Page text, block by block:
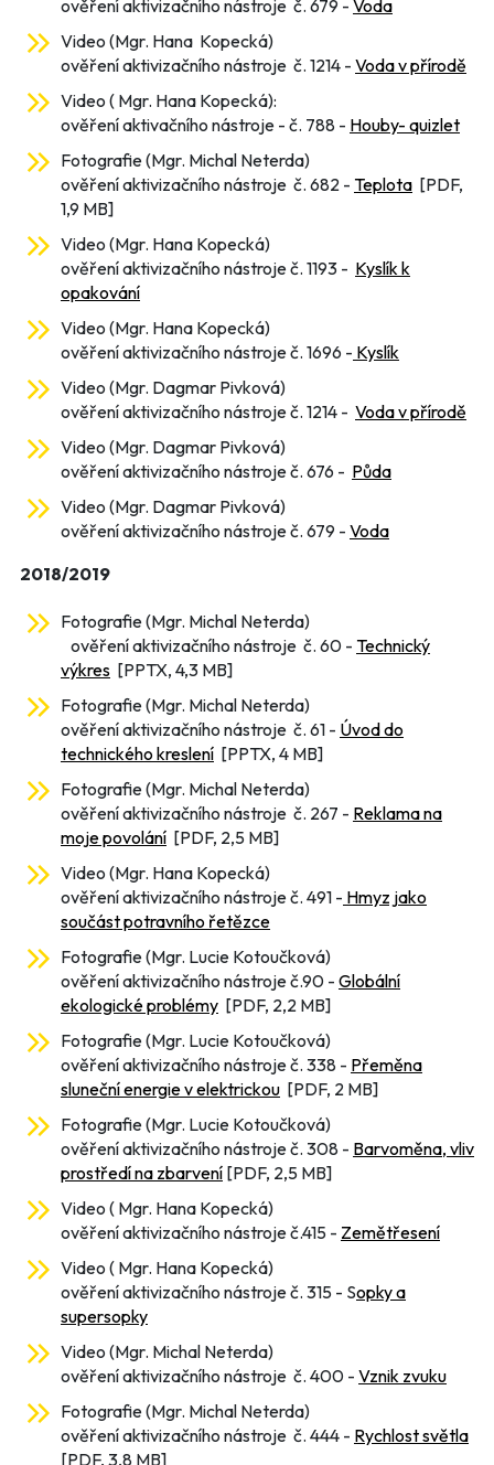
ověření aktivizačního nástroje č. 679 - Voda
Video (Mgr. Hana Kopecká)
ověření aktivizačního nástroje č. 1214 - Voda v přírodě
Video ( Mgr. Hana Kopecká):
ověření aktivačního nástroje - č. 788 - Houby- quizlet
Fotografie (Mgr. Michal Neterda)
ověření aktivizačního nástroje č. 682 - Teplota [PDF,
1,9 MB]
Video (Mgr. Hana Kopecká)
ověření aktivizačního nástroje č. 1193 - Kyslík k
opakování
Video (Mgr. Hana Kopecká)
ověření aktivizačního nástroje č. 1696 - Kyslík
Video (Mgr. Dagmar Pivková)
ověření aktivizačního nástroje č. 1214 - Voda v přírodě
Video (Mgr. Dagmar Pivková)
ověření aktivizačního nástroje č. 676 - Půda
Video (Mgr. Dagmar Pivková)
ověření aktivizačního nástroje č. 679 - Voda
2018/2019
Fotografie (Mgr. Michal Neterda)
ověření aktivizačního nástroje č. 60 - Technický
výkres [PPTX, 4,3 MB]
Fotografie (Mgr. Michal Neterda)
ověření aktivizačního nástroje č. 61 - Úvod do
technického kreslení [PPTX, 4 MB]
Fotografie (Mgr. Michal Neterda)
ověření aktivizačního nástroje č. 267 - Reklama na
moje povolání [PDF, 2,5 MB]
Video (Mgr. Hana Kopecká)
ověření aktivizačního nástroje č. 491 - Hmyz jako
součást potravního řetězce
Fotografie (Mgr. Lucie Kotoučková)
ověření aktivizačního nástroje č.90 - Globální
ekologické problémy [PDF, 2,2 MB]
Fotografie (Mgr. Lucie Kotoučková)
ověření aktivizačního nástroje č. 338 - Přeměna
sluneční energie v elektrickou [PDF, 2 MB]
Fotografie (Mgr. Lucie Kotoučková)
ověření aktivizačního nástroje č. 308 - Barvoměna, vliv
prostředí na zbarvení [PDF, 2,5 MB]
Video ( Mgr. Hana Kopecká)
ověření aktivizačního nástroje č.415 - Zemětřesení
Video ( Mgr. Hana Kopecká)
ověření aktivizačního nástroje č. 315 - Sopky a
supersopky
Video (Mgr. Michal Neterda)
ověření aktivizačního nástroje č. 400 - Vznik zvuku
Fotografie (Mgr. Michal Neterda)
ověření aktivizačního nástroje č. 444 - Rychlost světla
[PDF, 3,8 MB]